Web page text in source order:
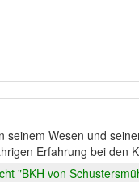
seinem Wesen und
Erfahrung bei den
"BKH von